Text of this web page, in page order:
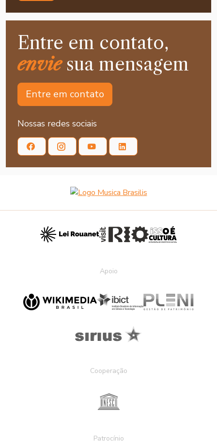
Entre em contato,
enviesua mensagem
Entre em contato
Nossas redes sociais
Apoio
Cooperação
Patrocínio